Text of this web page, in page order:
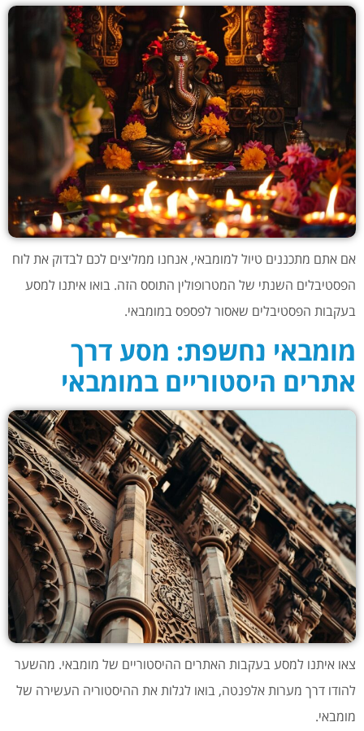
אם אתם מתכננים טיול למומבאי, אנחנו ממליצים לכם לבדוק את לוח
הפסטיבלים השנתי של המטרופולין התוסס הזה. בואו איתנו למסע
בעקבות הפסטיבלים שאסור לפספס במומבאי.
מומבאי נחשפת: מסע דרך
אתרים היסטוריים במומבאי
צאו איתנו למסע בעקבות האתרים ההיסטוריים של מומבאי. מהשער
להודו דרך מערות אלפנטה, בואו לגלות את ההיסטוריה העשירה של
מומבאי.